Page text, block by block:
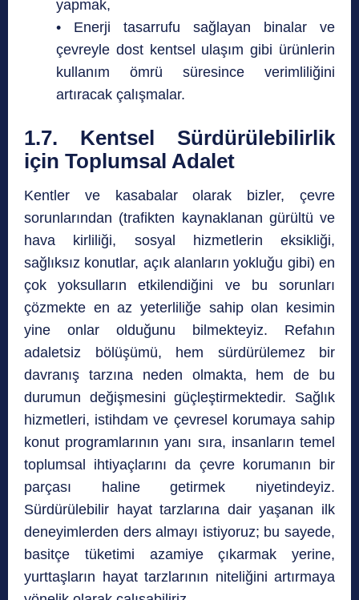
yapmak,
• Enerji tasarrufu sağlayan binalar ve
çevreyle dost kentsel ulaşım gibi ürünlerin
kullanım ömrü süresince verimliliğini
artıracak çalışmalar.
1.7. Kentsel Sürdürülebilirlik
için Toplumsal Adalet
Kentler ve kasabalar olarak bizler, çevre
sorunlarından (trafikten kaynaklanan gürültü ve
hava kirliliği, sosyal hizmetlerin eksikliği,
sağlıksız konutlar, açık alanların yokluğu gibi) en
çok yoksulların etkilendiğini ve bu sorunları
çözmekte en az yeterliliğe sahip olan kesimin
yine onlar olduğunu bilmekteyiz. Refahın
adaletsiz bölüşümü, hem sürdürülemez bir
davranış tarzına neden olmakta, hem de bu
durumun değişmesini güçleştirmektedir. Sağlık
hizmetleri, istihdam ve çevresel korumaya sahip
konut programlarının yanı sıra, insanların temel
toplumsal ihtiyaçlarını da çevre korumanın bir
parçası haline getirmek niyetindeyiz.
Sürdürülebilir hayat tarzlarına dair yaşanan ilk
deneyimlerden ders almayı istiyoruz; bu sayede,
basitçe tüketimi azamiye çıkarmak yerine,
yurttaşların hayat tarzlarının niteliğini artırmaya